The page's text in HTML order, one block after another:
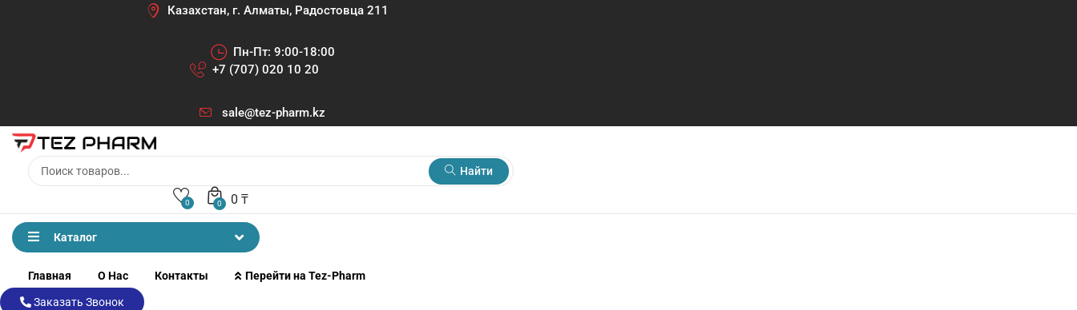
Казахстан, г. Алматы, Радостовца 211
Пн-Пт: 9:00-18:00
+7 (707) 020 10 20
sale@tez-pharm.kz
Найти
0 0 ₸
0
Каталог
Главная О Нас Контакты Перейти на Tez-Pharm
Заказать Звонок